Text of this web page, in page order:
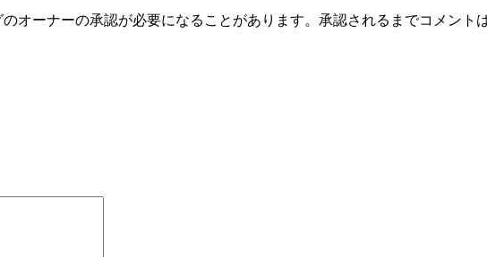
オーナーの承認が必要になることがあります。承認されるまでコメント